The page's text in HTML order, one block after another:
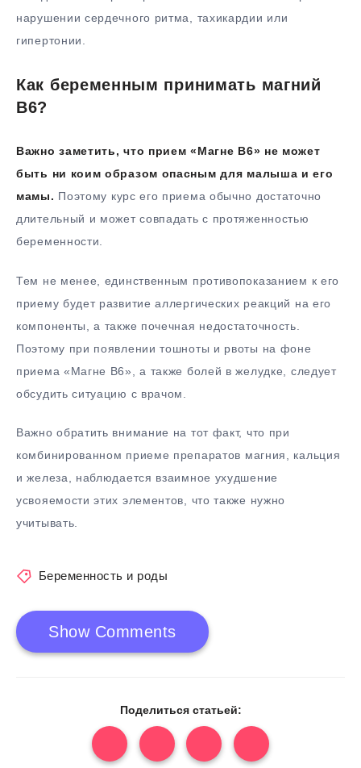
нарушении сердечного ритма, тахикардии или
гипертонии.
Как беременным принимать магний
В6?
Важно заметить, что прием «Магне В6» не может
быть ни коим образом опасным для малыша и его
мамы. Поэтому курс его приема обычно достаточно
длительный и может совпадать с протяженностью
беременности.
Тем не менее, единственным противопоказанием к его
приему будет развитие аллергических реакций на его
компоненты, а также почечная недостаточность.
Поэтому при появлении тошноты и рвоты на фоне
приема «Магне В6», а также болей в желудке, следует
обсудить ситуацию с врачом.
Важно обратить внимание на тот факт, что при
комбинированном приеме препаратов магния, кальция
и железа, наблюдается взаимное ухудшение
усвояемости этих элементов, что также нужно
учитывать.
Беременность и роды
Show Comments
Поделиться статьей: